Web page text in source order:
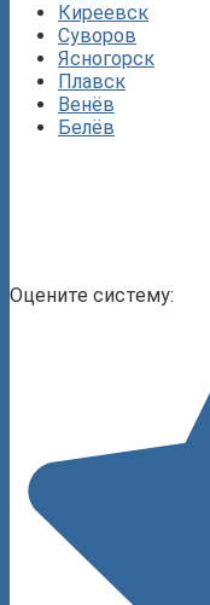
Киреевск
Суворов
Ясногорск
Плавск
Венёв
Белёв
Оцените систему: